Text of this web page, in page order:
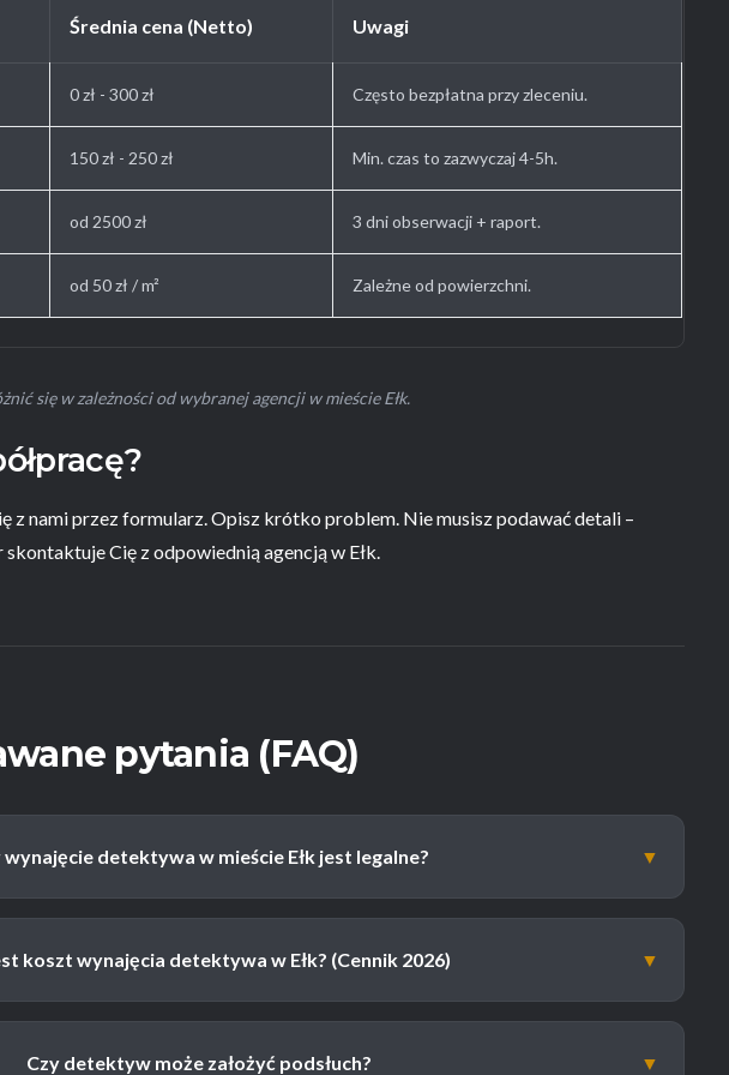
Średnia cena (Netto) Uwagi
0 zł - 300 zł Często bezpłatna przy zleceniu.
150 zł - 250 zł Min. czas to zazwyczaj 4-5h.
od 2500 zł 3 dni obserwacji + raport.
od 50 zł / m² Zależne od powierzchni.
się w zależności od wybranej agencji w mieście Ełk.
z nami przez formularz. Opisz krótko problem. Nie musisz podawać detali –
Cię z odpowiednią agencją w Ełk.
pytania (FAQ)
wynajęcie detektywa w mieście Ełk jest legalne? ▼
koszt wynajęcia detektywa w Ełk? (Cennik 2026) ▼
Czy detektyw może założyć podsłuch? ▼